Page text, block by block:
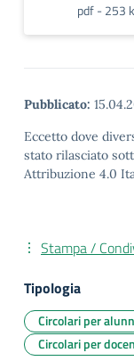
pdf - 253
Pubblicato:
Eccetto dove
stato rilasciato
Attribuzione 4.0
Stampa /
Tipologia
Circolari per
Circolari per